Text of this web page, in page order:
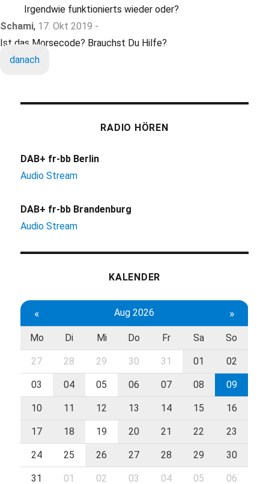
Irgendwie funktionierts wieder oder?
Schami, 17. Okt 2019 -
Ist das Morsecode? Brauchst Du Hilfe?
danach
RADIO HÖREN
DAB+ fr-bb Berlin
Audio Stream
DAB+ fr-bb Brandenburg
Audio Stream
KALENDER
« Aug 2026 »
Mo Di Mi Do Fr Sa So
27 28 29 30 31 01 02
03 04 05 06 07 08 09
10 11 12 13 14 15 16
17 18 19 20 21 22 23
24 25 26 27 28 29 30
31 01 02 03 04 05 06